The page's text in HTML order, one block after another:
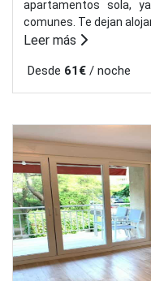
apartamentos sola,
comunes. Te dejan
Leer más
Desde 61€ / noche